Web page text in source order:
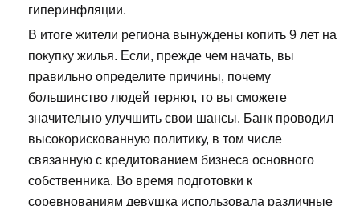
гиперинфляции.
В итоге жители региона вынуждены копить 9 лет на
покупку жилья. Если, прежде чем начать, вы
правильно определите причины, почему
большинство людей теряют, то вы сможете
значительно улучшить свои шансы. Банк проводил
высокорискованную политику, в том числе
связанную с кредитованием бизнеса основного
собственника. Во время подготовки к
соревнованиям девушка использовала различные